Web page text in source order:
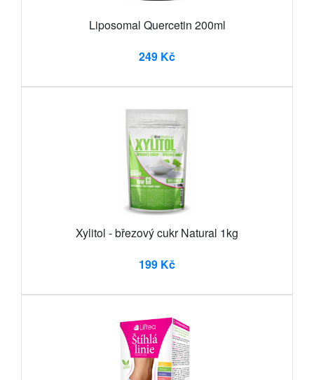
Liposomal Quercetin 200ml
249 Kč
Xylitol - březový cukr Natural 1kg
199 Kč